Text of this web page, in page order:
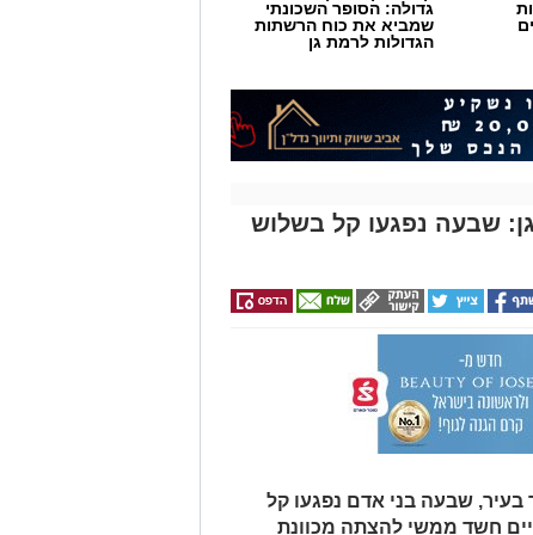
תשתנה.
שהברכה כבר ניתנת בכל רגע.
שחסר, עד שהלב מפספס את מה שכבר
מבקש שנגלה אותו גם בתוך הדרך.
חלק מהישועה.
- בונים באדם כלים לקבל את
גדולה: הסופר השכונתי
שמביא את כוח הרשתות
הגדולות לרמת גן
שבעה נפגעו קל בשלוש
שבעה בני אדם נפגעו קל
חשד ממשי להצתה מכוונת